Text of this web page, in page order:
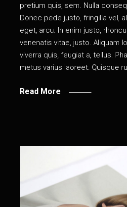
pretium quis, sem. Nulla
Donec pede justo, fringilla vel,
eget, arcu. In enim justo,
venenatis vitae, justo. Aliquam
viverra quis, feugiat a, tellus.
metus varius laoreet. Quisque
Read More